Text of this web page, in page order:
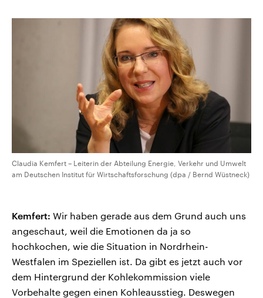
Claudia Kemfert – Leiterin der Abteilung Energie, Verkehr und Umwelt
am Deutschen Institut für Wirtschaftsforschung (dpa / Bernd Wüstneck)
Kemfert: Wir haben gerade aus dem Grund auch uns
angeschaut, weil die Emotionen da ja so
hochkochen, wie die Situation in Nordrhein-
Westfalen im Speziellen ist. Da gibt es jetzt auch vor
dem Hintergrund der Kohlekommission viele
Vorbehalte gegen einen Kohleausstieg. Deswegen